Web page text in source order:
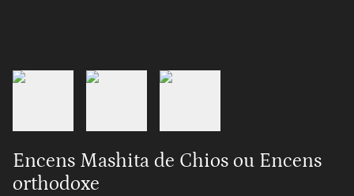
Encens Mashita de Chios ou Encens
orthodoxe